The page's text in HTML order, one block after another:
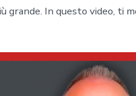
grande. In questo video, ti